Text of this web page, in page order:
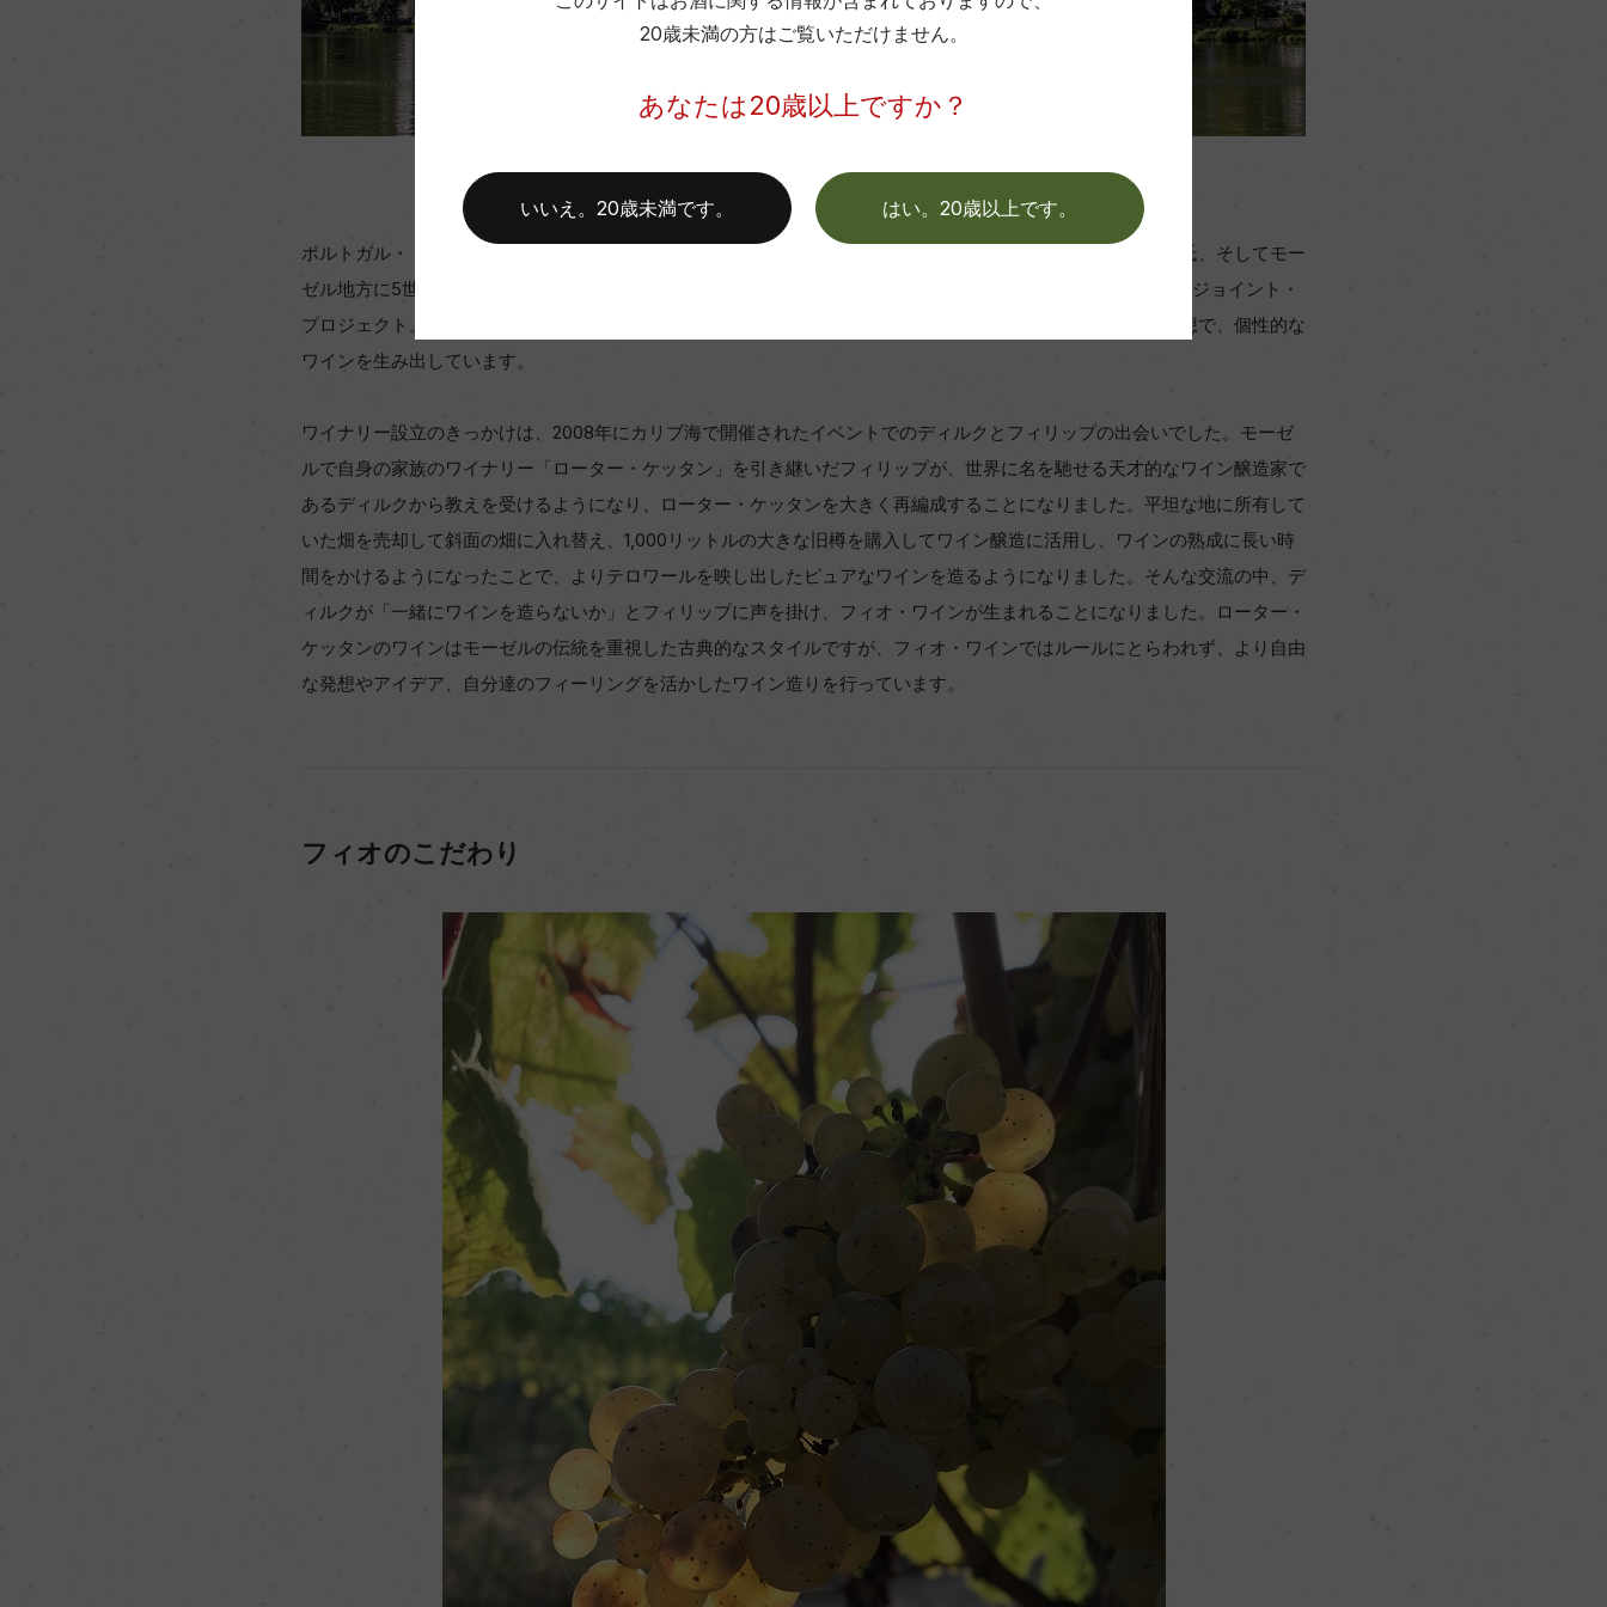
ピースポート村の急斜面で育まれるブドウ
ポルトガル・ドウロ地方の銘醸「ニーポート」の当主ディルク・ニーポート氏、息子のダニエル・ニーポート氏、そしてモー
ゼル地方に5世代続くワイナリー「ローター・ケッタン」の当主フィリップ・ケッタン氏が2016年に立ち上げたジョイント・
プロジェクト。ピースポート村ゴルトトレプフェンを中心とした畑から、それぞれの経験に根ざした自由な発想で、個性的な
ワインを生み出しています。
ワイナリー設立のきっかけは、2008年にカリブ海で開催されたイベントでのディルクとフィリップの出会いでした。モーゼ
ルで自身の家族のワイナリー「ローター・ケッタン」を引き継いだフィリップが、世界に名を馳せる天才的なワイン醸造家で
あるディルクから教えを受けるようになり、ローター・ケッタンを大きく再編成することになりました。平坦な地に所有して
いた畑を売却して斜面の畑に入れ替え、1,000リットルの大きな旧樽を購入してワイン醸造に活用し、ワインの熟成に長い時
間をかけるようになったことで、よりテロワールを映し出したピュアなワインを造るようになりました。そんな交流の中、デ
ィルクが「一緒にワインを造らないか」とフィリップに声を掛け、フィオ・ワインが生まれることになりました。ローター・
ケッタンのワインはモーゼルの伝統を重視した古典的なスタイルですが、フィオ・ワインではルールにとらわれず、より自由
な発想やアイデア、自分達のフィーリングを活かしたワイン造りを行っています。
フィオのこだわり
20歳未満の方はご覧いただけません。
あなたは20歳以上ですか？
はい。20歳以上です。
いいえ。20歳未満です。